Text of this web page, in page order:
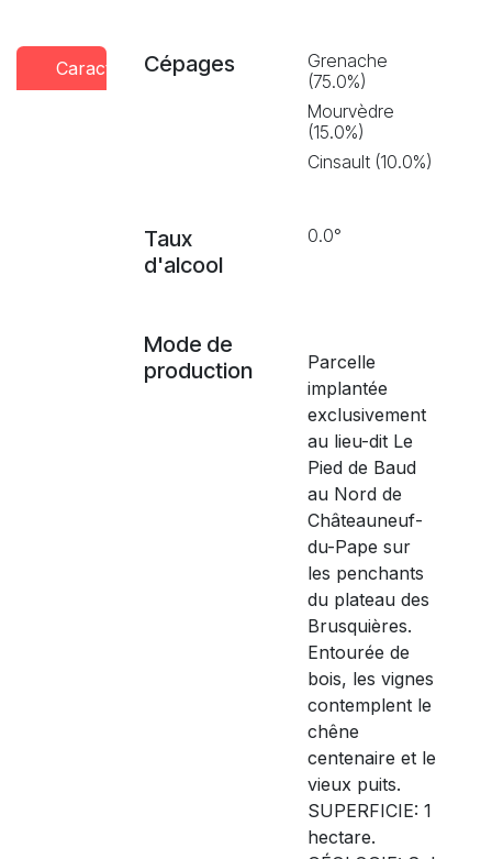
Caractéristiques
Conseils
dégustation
Cépages
Grenache
(75.0%)
Mourvèdre
(15.0%)
Cinsault (10.0%)
Taux
d'alcool
0.0°
Mode de
production
Parcelle
implantée
exclusivement
au lieu-dit Le
Pied de Baud
au Nord de
Châteauneuf-
du-Pape sur
les penchants
du plateau des
Brusquières.
Entourée de
bois, les vignes
contemplent le
chêne
centenaire et le
vieux puits.
SUPERFICIE: 1
hectare.